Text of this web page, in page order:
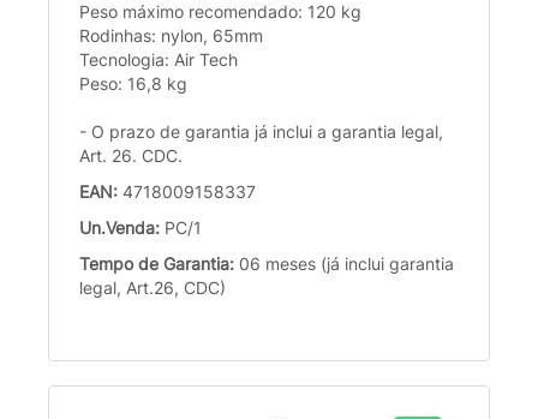
Peso máximo recomendado: 120 kg
Rodinhas: nylon, 65mm
Tecnologia: Air Tech
Peso: 16,8 kg
- O prazo de garantia já inclui a garantia legal,
Art. 26. CDC.
EAN: 4718009158337
Un.Venda: PC/1
Tempo de Garantia: 06 meses (já inclui garantia
legal, Art.26, CDC)